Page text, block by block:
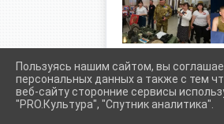
Сетевое издание (сайт)
Пользуясь нашим сайтом, вы
персональных данных а также с тем
веб-сайту сторонние сервисы
"PRO.Культура", "Спутник аналитика".